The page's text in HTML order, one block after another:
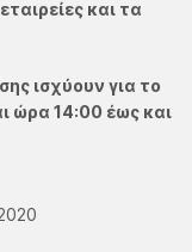
και τα
ισχύουν για το
ώρα 14:00 έως και